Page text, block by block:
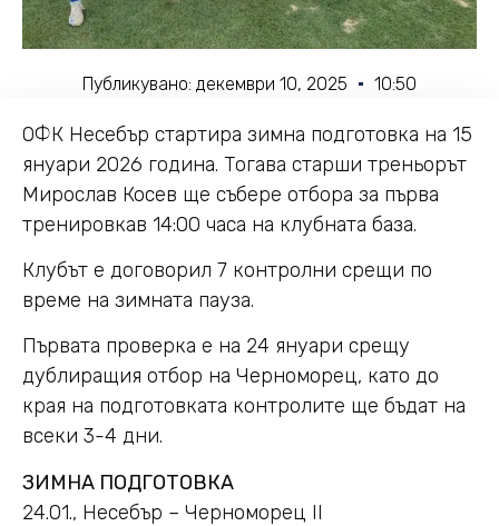
Публикувано: декември 10, 2025 10:50
ОФК Несебър стартира зимна подготовка на 15
януари 2026 година. Тогава старши треньорът
Мирослав Косев ще събере отбора за първа
тренировкав 14:00 часа на клубната база.
Клубът е договорил 7 контролни срещи по
време на зимната пауза.
Първата проверка е на 24 януари срещу
дублиращия отбор на Черноморец, като до
края на подготовката контролите ще бъдат на
всеки 3-4 дни.
ЗИМНА ПОДГОТОВКА
24.01., Несебър – Черноморец II